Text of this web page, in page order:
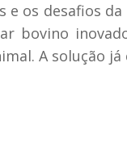
os desafios
bovino
A solução